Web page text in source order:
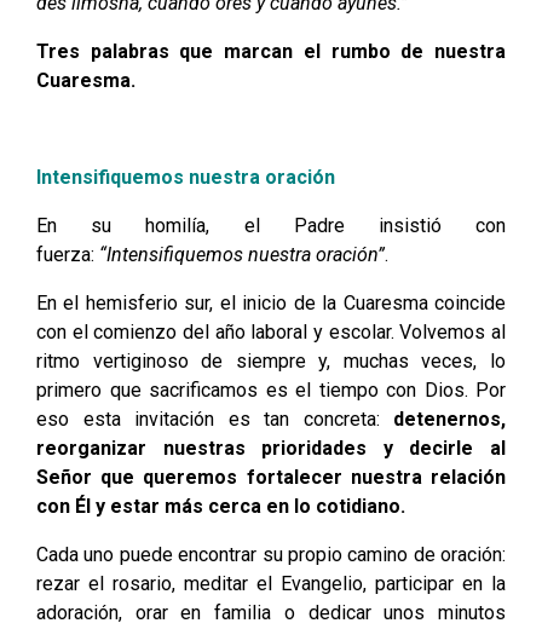
Tres palabras que marcan el rumbo de nuestra
Cuaresma.
Intensifiquemos nuestra oración
En su homilía, el Padre insistió con
fuerza: “Intensifiquemos nuestra oración”.
En el hemisferio sur, el inicio de la Cuaresma coincide
con el comienzo del año laboral y escolar. Volvemos al
ritmo vertiginoso de siempre y, muchas veces, lo
primero que sacrificamos es el tiempo con Dios. Por
eso esta invitación es tan concreta: detenernos,
reorganizar nuestras prioridades y decirle al
Señor que queremos fortalecer nuestra relación
con Él y estar más cerca en lo cotidiano.
Cada uno puede encontrar su propio camino de oración:
rezar el rosario, meditar el Evangelio, participar en la
adoración, orar en familia o dedicar unos minutos